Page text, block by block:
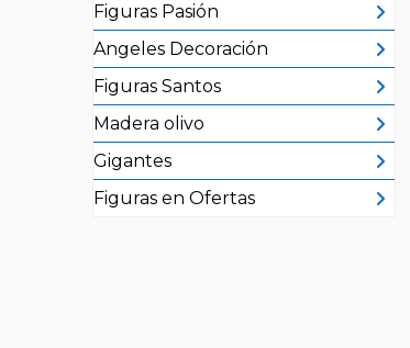
Figuras Pasión
Angeles Decoración
Figuras Santos
Madera olivo
Gigantes
Figuras en Ofertas